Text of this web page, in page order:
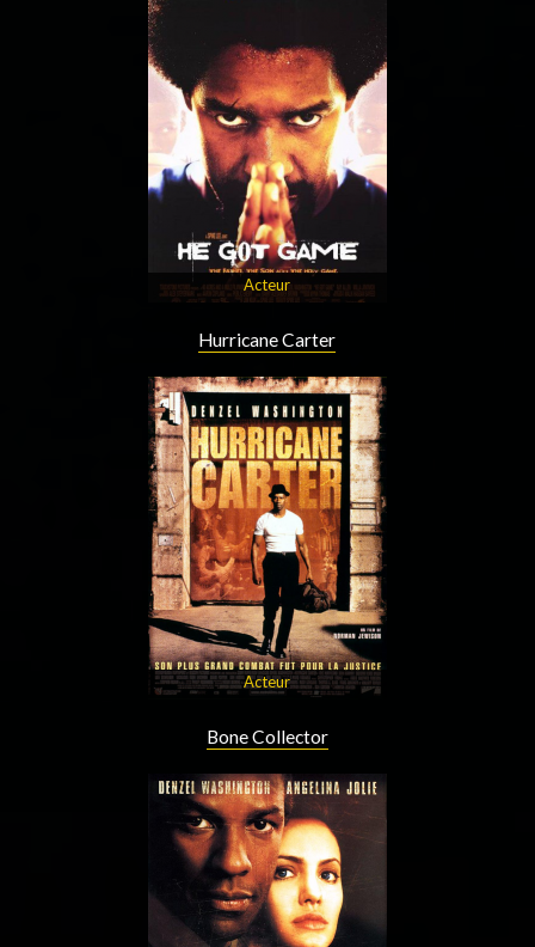
Acteur
Hurricane Carter
Acteur
Bone Collector